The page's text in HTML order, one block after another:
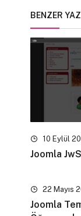
BENZER
10 Eylül
Joomla
22 Mayıs
Joomla